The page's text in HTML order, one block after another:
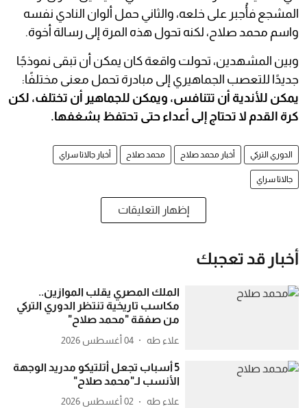
المشجع فأُجبر على خلعه، والثاني حمل ألوان النادي نفسه
واسم محمد صلاح، لكنه تحول هذه المرة إلى رسالة أخوة.
وبين المشهدين، تحولت واقعة كان يمكن أن تبقى نموذجًا
جديدًا للتعصب الجماهيري إلى مبادرة تحمل معنى مختلفًا:
يمكن للأندية أن تتنافس، ويمكن للجماهير أن تختلف، لكن
كرة القدم لا تحتاج إلى أعداء حتى تحتفظ بشغفها.
الدوري التركي أخبار محمد صلاح محمد صلاح أخبار جالاتا سراي
جالاتا سراي
إظهار التعليقات
أخبار قد تعجبك
الملك المصري يقلب الموازين..
مكاسب تاريخية تنتظر الدوري التركي
من صفقة "محمد صلاح"
علاء طه 04 أغسطس 2026
5 أسباب تجعل أتلتيكو مدريد الوجهة
الأنسب لـ"محمد صلاح"
علاء طه 02 أغسطس 2026